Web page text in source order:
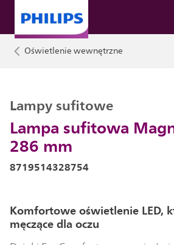
Oświetlenie wewnętrzne
Lampa sufitowa
286 mm
Lampy sufitowe
8719514328754
Komfortowe oświetlenie LED,
męczące dla oczu